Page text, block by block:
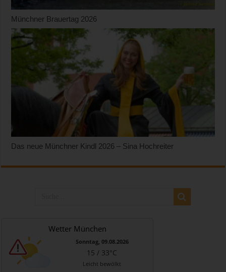
Münchner Brauertag 2026
Das neue Münchner Kindl 2026 – Sina Hochreiter
Wetter München
Sonntag, 09.08.2026
15 / 33°C
Leicht bewölkt